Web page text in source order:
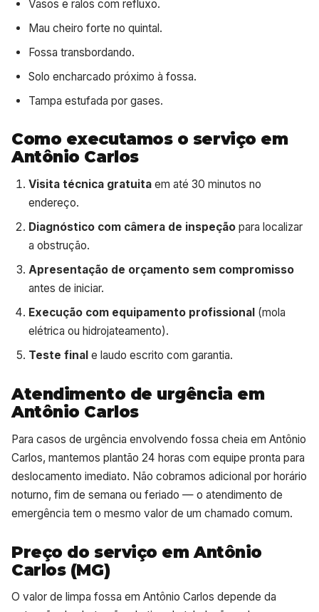
Vasos e ralos com refluxo.
Mau cheiro forte no quintal.
Fossa transbordando.
Solo encharcado próximo à fossa.
Tampa estufada por gases.
Como executamos o serviço em
Antônio Carlos
Visita técnica gratuita em até 30 minutos no
endereço.
Diagnóstico com câmera de inspeção para localizar
a obstrução.
Apresentação de orçamento sem compromisso
antes de iniciar.
Execução com equipamento profissional (mola
elétrica ou hidrojateamento).
Teste final e laudo escrito com garantia.
Atendimento de urgência em
Antônio Carlos
Para casos de urgência envolvendo fossa cheia em Antônio
Carlos, mantemos plantão 24 horas com equipe pronta para
deslocamento imediato. Não cobramos adicional por horário
noturno, fim de semana ou feriado — o atendimento de
emergência tem o mesmo valor de um chamado comum.
Preço do serviço em Antônio
Carlos (MG)
O valor de limpa fossa em Antônio Carlos depende da